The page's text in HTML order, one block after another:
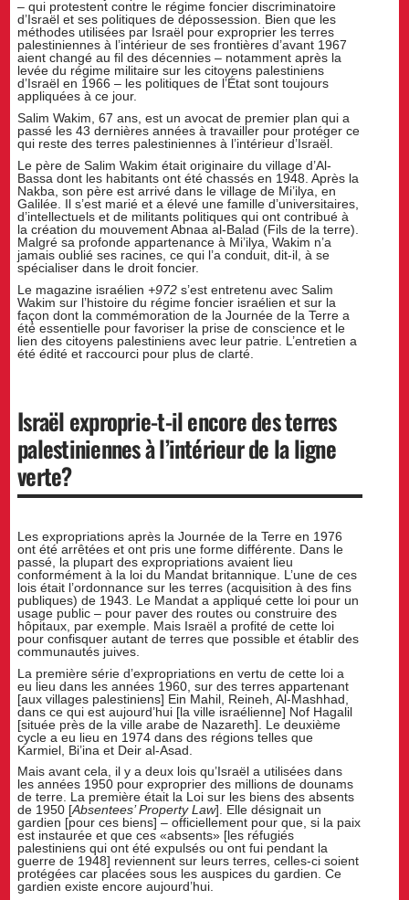
– qui protestent contre le régime foncier discriminatoire
d’Israël et ses politiques de dépossession. Bien que les
méthodes utilisées par Israël pour exproprier les terres
palestiniennes à l’intérieur de ses frontières d’avant 1967
aient changé au fil des décennies – notamment après la
levée du régime militaire sur les citoyens palestiniens
d’Israël en 1966 – les politiques de l’État sont toujours
appliquées à ce jour.
Salim Wakim, 67 ans, est un avocat de premier plan qui a
passé les 43 dernières années à travailler pour protéger ce
qui reste des terres palestiniennes à l’intérieur d’Israël.
Le père de Salim Wakim était originaire du village d’Al-
Bassa dont les habitants ont été chassés en 1948. Après la
Nakba, son père est arrivé dans le village de Mi’ilya, en
Galilée. Il s’est marié et a élevé une famille d’universitaires,
d’intellectuels et de militants politiques qui ont contribué à
la création du mouvement Abnaa al-Balad (Fils de la terre).
Malgré sa profonde appartenance à Mi’ilya, Wakim n’a
jamais oublié ses racines, ce qui l’a conduit, dit-il, à se
spécialiser dans le droit foncier.
Le magazine israélien+972s’est entretenu avec Salim
Wakim sur l’histoire du régime foncier israélien et sur la
façon dont la commémoration de la Journée de la Terre a
été essentielle pour favoriser la prise de conscience et le
lien des citoyens palestiniens avec leur patrie. L’entretien a
été édité et raccourci pour plus de clarté.
Israël exproprie-t-il encore des terres
palestiniennes à l’intérieur de la ligne
verte?
Les expropriations après la Journée de la Terre en 1976
ont été arrêtées et ont pris une forme différente. Dans le
passé, la plupart des expropriations avaient lieu
conformément à la loi du Mandat britannique. L’une de ces
lois était l’ordonnance sur les terres (acquisition à des fins
publiques) de 1943. Le Mandat a appliqué cette loi pour un
usage public – pour paver des routes ou construire des
hôpitaux, par exemple. Mais Israël a profité de cette loi
pour confisquer autant de terres que possible et établir des
communautés juives.
La première série d’expropriations en vertu de cette loi a
eu lieu dans les années 1960, sur des terres appartenant
[aux villages palestiniens] Ein Mahil, Reineh, Al-Mashhad,
dans ce qui est aujourd’hui [la ville israélienne] Nof Hagalil
[située près de la ville arabe de Nazareth]. Le deuxième
cycle a eu lieu en 1974 dans des régions telles que
Karmiel, Bi’ina et Deir al-Asad.
Mais avant cela, il y a deux lois qu’Israël a utilisées dans
les années 1950 pour exproprier des millions de dounams
de terre. La première était la Loi sur les biens des absents
de 1950 [Absentees’ Property Law]. Elle désignait un
gardien [pour ces biens] – officiellement pour que, si la paix
est instaurée et que ces «absents» [les réfugiés
palestiniens qui ont été expulsés ou ont fui pendant la
guerre de 1948] reviennent sur leurs terres, celles-ci soient
protégées car placées sous les auspices du gardien. Ce
gardien existe encore aujourd’hui.